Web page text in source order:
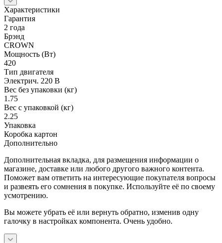
Характеристики
Гарантия
2 года
Брэнд
CROWN
Мощность (Вт)
420
Тип двигателя
Электрич. 220 В
Вес без упаковки (кг)
1.75
Вес с упаковкой (кг)
2.25
Упаковка
Коробка картон
Дополнительно
Дополнительная вкладка, для размещения информации о
магазине, доставке или любого другого важного контента.
Поможет вам ответить на интересующие покупателя вопросы
и развеять его сомнения в покупке. Используйте её по своему
усмотрению.
Вы можете убрать её или вернуть обратно, изменив одну
галочку в настройках компонента. Очень удобно.